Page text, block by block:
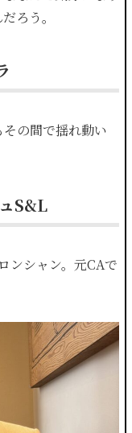
ろう。
の間で揺れ動い
S&L
ンシャン。元CAで